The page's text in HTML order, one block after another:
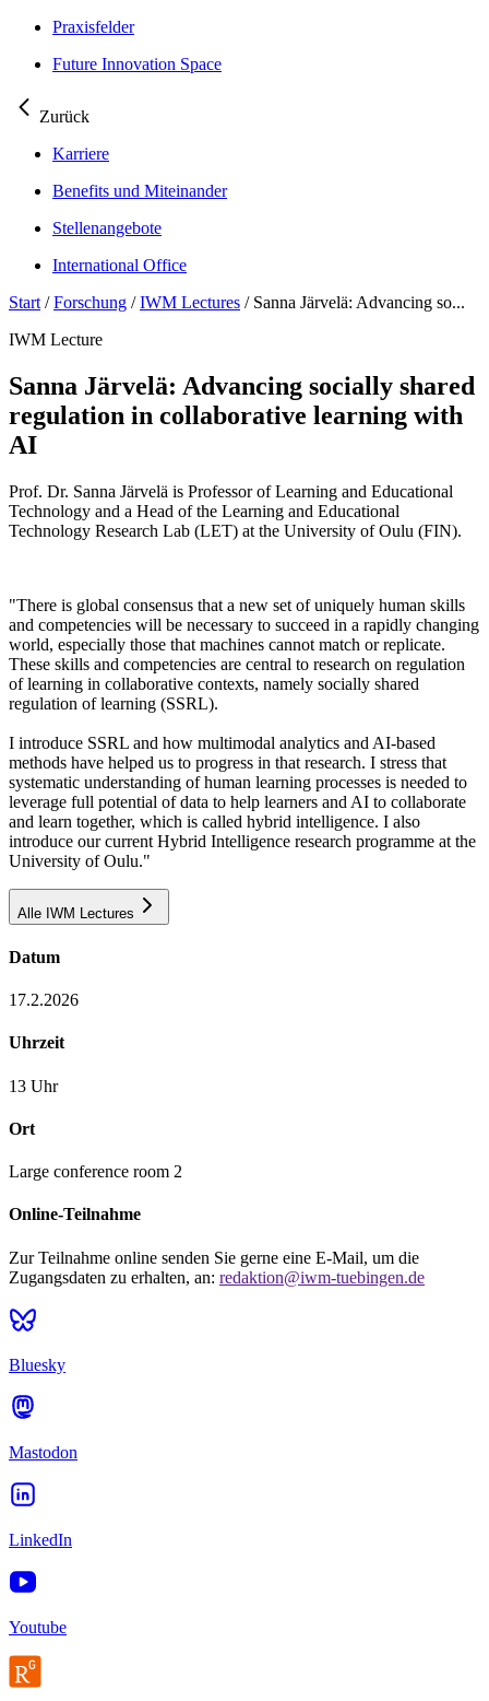
Praxisfelder
Future Innovation Space
Zurück
Karriere
Benefits und Miteinander
Stellenangebote
International Office
Start /Forschung /IWM Lectures / Sanna Järvelä: Advancing so...
IWM Lecture
Sanna Järvelä: Advancing socially shared
regulation in collaborative learning with
AI
Prof. Dr. Sanna Järvelä is Professor of Learning and Educational
Technology and a Head of the Learning and Educational
Technology Research Lab (LET) at the University of Oulu (FIN).
"There is global consensus that a new set of uniquely human skills
and competencies will be necessary to succeed in a rapidly changing
world, especially those that machines cannot match or replicate.
These skills and competencies are central to research on regulation
of learning in collaborative contexts, namely socially shared
regulation of learning (SSRL).
I introduce SSRL and how multimodal analytics and AI-based
methods have helped us to progress in that research. I stress that
systematic understanding of human learning processes is needed to
leverage full potential of data to help learners and AI to collaborate
and learn together, which is called hybrid intelligence. I also
introduce our current Hybrid Intelligence research programme at the
University of Oulu."
Alle IWM Lectures
Datum
17.2.2026
Uhrzeit
13 Uhr
Ort
Large conference room 2
Online-Teilnahme
Zur Teilnahme online senden Sie gerne eine E-Mail, um die
Zugangsdaten zu erhalten, an: redaktion@iwm-tuebingen.de
Bluesky
Mastodon
LinkedIn
Youtube